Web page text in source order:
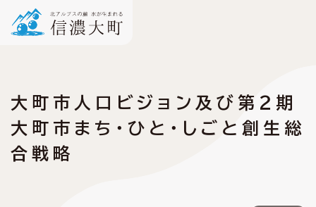
大町市人口ビジョン及び第２期
大町市まち・ひと・しごと創生総
合戦略